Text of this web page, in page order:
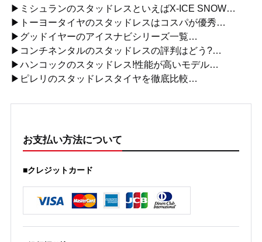
▶ミシュランのスタッドレスといえばX-ICE SNOW…
▶トーヨータイヤのスタッドレスはコスパが優秀…
▶グッドイヤーのアイスナビシリーズ一覧…
▶コンチネンタルのスタッドレスの評判はどう?…
▶ハンコックのスタッドレス!性能が高いモデル…
▶ピレリのスタッドレスタイヤを徹底比較…
お支払い方法について
■クレジットカード